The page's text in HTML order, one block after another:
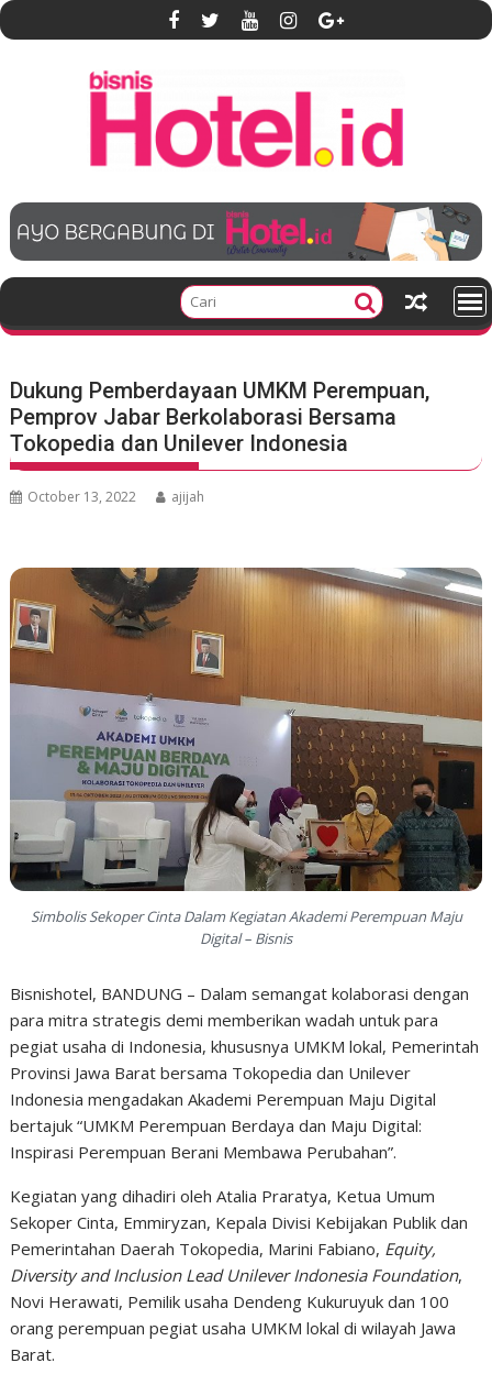
S
k
e
t
Dukung Pemberdayaan UMKM Perempuan,
Pemprov Jabar Berkolaborasi Bersama
Tokopedia dan Unilever Indonesia
October 13, 2022 ajijah
Simbolis Sekoper Cinta Dalam Kegiatan Akademi Perempuan Maju
Digital – Bisnis
Bisnishotel, BANDUNG – Dalam semangat kolaborasi dengan
para mitra strategis demi memberikan wadah untuk para
pegiat usaha di Indonesia, khususnya UMKM lokal, Pemerintah
Provinsi Jawa Barat bersama Tokopedia dan Unilever
Indonesia mengadakan Akademi Perempuan Maju Digital
bertajuk “UMKM Perempuan Berdaya dan Maju Digital:
Inspirasi Perempuan Berani Membawa Perubahan”.
Kegiatan yang dihadiri oleh Atalia Praratya, Ketua Umum
Sekoper Cinta, Emmiryzan, Kepala Divisi Kebijakan Publik dan
Pemerintahan Daerah Tokopedia, Marini Fabiano, Equity,
Diversity and Inclusion Lead Unilever Indonesia Foundation,
Novi Herawati, Pemilik usaha Dendeng Kukuruyuk dan 100
orang perempuan pegiat usaha UMKM lokal di wilayah Jawa
Barat.